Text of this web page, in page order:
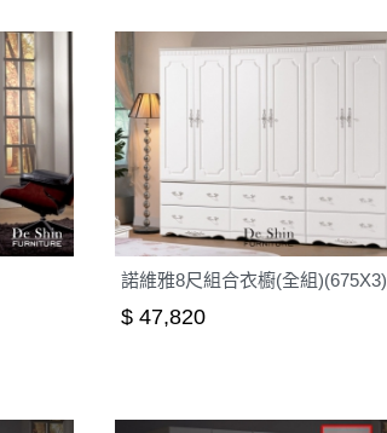
諾維雅8尺組合衣櫥(全組)(675X3)
$ 47,820